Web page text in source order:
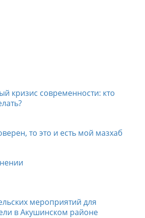
кризис современности: кто
то это и есть мой мазхаб
мероприятий для
в Акушинском районе